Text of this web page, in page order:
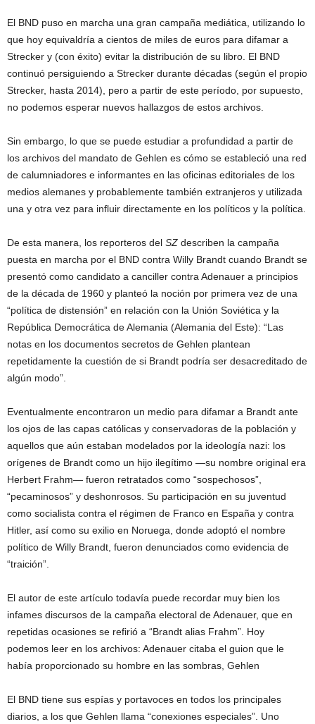
El BND puso en marcha una gran campaña mediática, utilizando lo
que hoy equivaldría a cientos de miles de euros para difamar a
Strecker y (con éxito) evitar la distribución de su libro. El BND
continuó persiguiendo a Strecker durante décadas (según el propio
Strecker, hasta 2014), pero a partir de este período, por supuesto,
no podemos esperar nuevos hallazgos de estos archivos.
Sin embargo, lo que se puede estudiar a profundidad a partir de
los archivos del mandato de Gehlen es cómo se estableció una red
de calumniadores e informantes en las oficinas editoriales de los
medios alemanes y probablemente también extranjeros y utilizada
una y otra vez para influir directamente en los políticos y la política.
De esta manera, los reporteros del SZ describen la campaña
puesta en marcha por el BND contra Willy Brandt cuando Brandt se
presentó como candidato a canciller contra Adenauer a principios
de la década de 1960 y planteó la noción por primera vez de una
“política de distensión” en relación con la Unión Soviética y la
República Democrática de Alemania (Alemania del Este): “Las
notas en los documentos secretos de Gehlen plantean
repetidamente la cuestión de si Brandt podría ser desacreditado de
algún modo”.
Eventualmente encontraron un medio para difamar a Brandt ante
los ojos de las capas católicas y conservadoras de la población y
aquellos que aún estaban modelados por la ideología nazi: los
orígenes de Brandt como un hijo ilegítimo —su nombre original era
Herbert Frahm— fueron retratados como “sospechosos”,
“pecaminosos” y deshonrosos. Su participación en su juventud
como socialista contra el régimen de Franco en España y contra
Hitler, así como su exilio en Noruega, donde adoptó el nombre
político de Willy Brandt, fueron denunciados como evidencia de
“traición”.
El autor de este artículo todavía puede recordar muy bien los
infames discursos de la campaña electoral de Adenauer, que en
repetidas ocasiones se refirió a “Brandt alias Frahm”. Hoy
podemos leer en los archivos: Adenauer citaba el guion que le
había proporcionado su hombre en las sombras, Gehlen
El BND tiene sus espías y portavoces en todos los principales
diarios, a los que Gehlen llama “conexiones especiales”. Uno